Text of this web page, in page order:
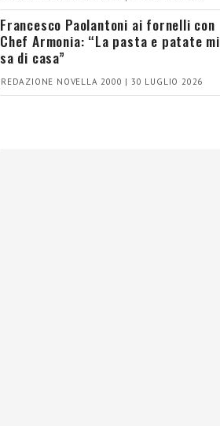
Francesco Paolantoni ai fornelli con
Chef Armonia: “La pasta e patate mi
sa di casa”
REDAZIONE NOVELLA 2000 | 30 LUGLIO 2026